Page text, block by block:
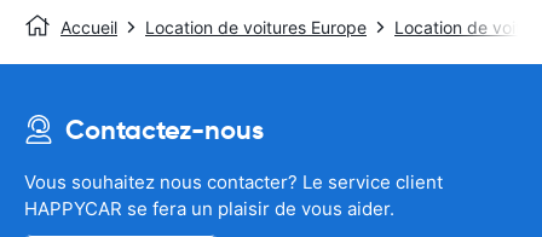
Accueil Location de voitures Europe Location de
Contactez-nous
Vous souhaitez nous contacter? Le service client
HAPPYCAR se fera un plaisir de vous aider.